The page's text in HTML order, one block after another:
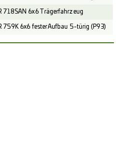
718SAN 6x6 Trägerfahrzeug
759K 6x6 fester Aufbau 5-türig (P93)